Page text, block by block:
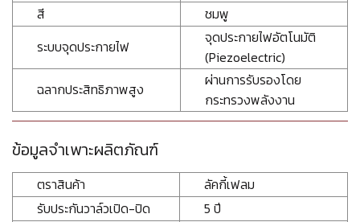
สี
ชมพู
ระบบจุดประกายไฟ
จุดประกายไฟอัตโนมัติ
(Piezoelectric)
ฉลากประสิทธิภาพสูง
ผ่านการรับรองโดย
กระทรวงพลังงาน
ข้อมูลจำเพาะผลิตภัณฑ์
ตราสินค้า
ลัคกี้เฟลม
รับประกันวาล์วเปิด-ปิด
5 ปี